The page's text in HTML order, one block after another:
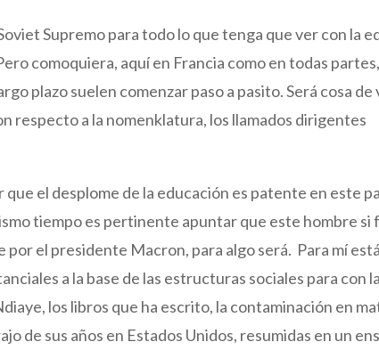
Supremo para todo lo que tenga que ver con la
comoquiera, aquí en Francia como en todas
plazo suelen comenzar paso a pasito. Será cosa de
respecto a la nomenklatura, los llamados dirigentes
el desplome de la educación es patente en este
tiempo es pertinente apuntar que este hombre si
el presidente Macron, para algo será. Para mí está
a la base de las estructuras sociales para con
los libros que ha escrito, la contaminación en
de sus años en Estados Unidos, resumidas en un